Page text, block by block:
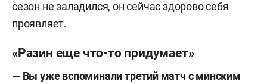
сезон не заладился, он сейчас здорово себя
проявляет.
«Разин еще что-то придумает»
— Вы уже вспоминали третий матч с минским